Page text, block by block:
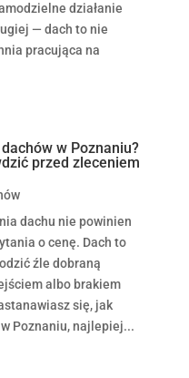
działanie
— dach to nie
pracująca na
w Poznaniu?
przed zleceniem
dachu nie powinien
o cenę. Dach to
źle dobraną
albo brakiem
się, jak
Poznaniu, najlepiej...